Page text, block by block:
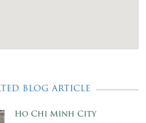
BLOG ARTICLE
Ho Chi Minh City